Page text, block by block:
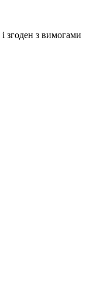
і згоден з вимогами